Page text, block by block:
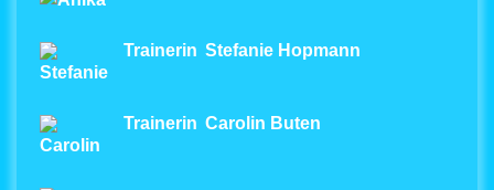
Trainerin Stefanie Hopmann
Trainerin Carolin Buten